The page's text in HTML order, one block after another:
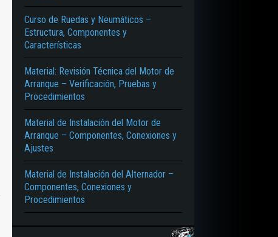
Curso de Ruedas y Neumáticos –
Estructura, Componentes y
Características
Material: Revisión Técnica del Motor de
Arranque – Verificación, Pruebas y
Procedimientos
Material de Instalación del Motor de
Arranque – Componentes, Conexiones y
Ajustes
Material de Instalación del Alternador –
Componentes, Conexiones y
Procedimientos